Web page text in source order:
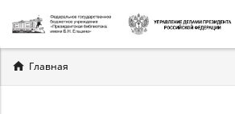
Вы
здесь
Главная